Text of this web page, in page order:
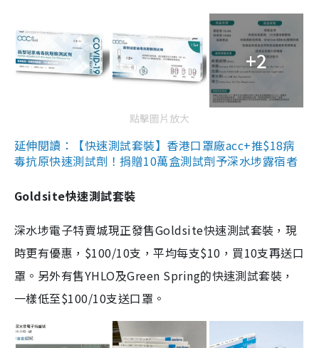
+2
點擊圖片放大
延伸閱讀：【快速測試套裝】香港口罩廠acc+推$18病
毒抗原快速測試劑！捐贈10萬盒測試劑予深水埗露宿者
Goldsite快速測試套裝
深水埗電子特賣城現正發售Goldsite快速測試套裝，現
時更有優惠，$100/10支，平均每支$10，買10支再送口
罩。另外有售YHLO及Green Spring的快速測試套裝，
一樣低至$100/10支送口罩。